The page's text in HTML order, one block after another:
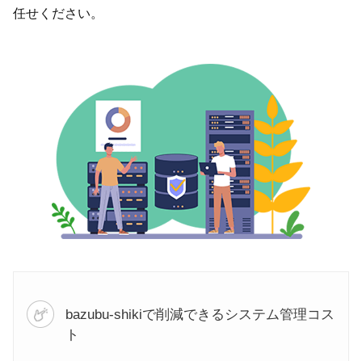
任せください。
bazubu-shikiで削減できるシステム管理コス
ト